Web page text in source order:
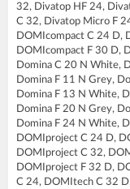
32, Divatop HF 24,
C 32, Divatop Micro F
DOMIcompact C 24 D,
DOMIcompact F 30 D,
Domina C 20 N White,
Domina F 11 N Grey,
Domina F 13 N White,
Domina F 20 N Grey,
Domina F 24 N White,
DOMIproject C 24 D,
DOMIproject C 32,
DOMIproject F 32 D,
C 24, DOMItech C 32